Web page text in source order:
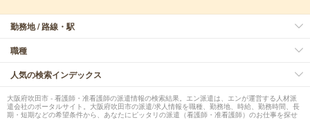
勤務地 / 路線・駅
職種
人気の検索インデックス
大阪府吹田市 - 看護師・准看護師の派遣情報の検索結果。エン派遣は、エンが運営する人材派
遣会社のポータルサイト。大阪府吹田市の派遣/求人情報を職種、勤務地、時給、勤務時間、長
期・短期などの希望条件から、あなたにピッタリの派遣（看護師・准看護師）のお仕事を探せ